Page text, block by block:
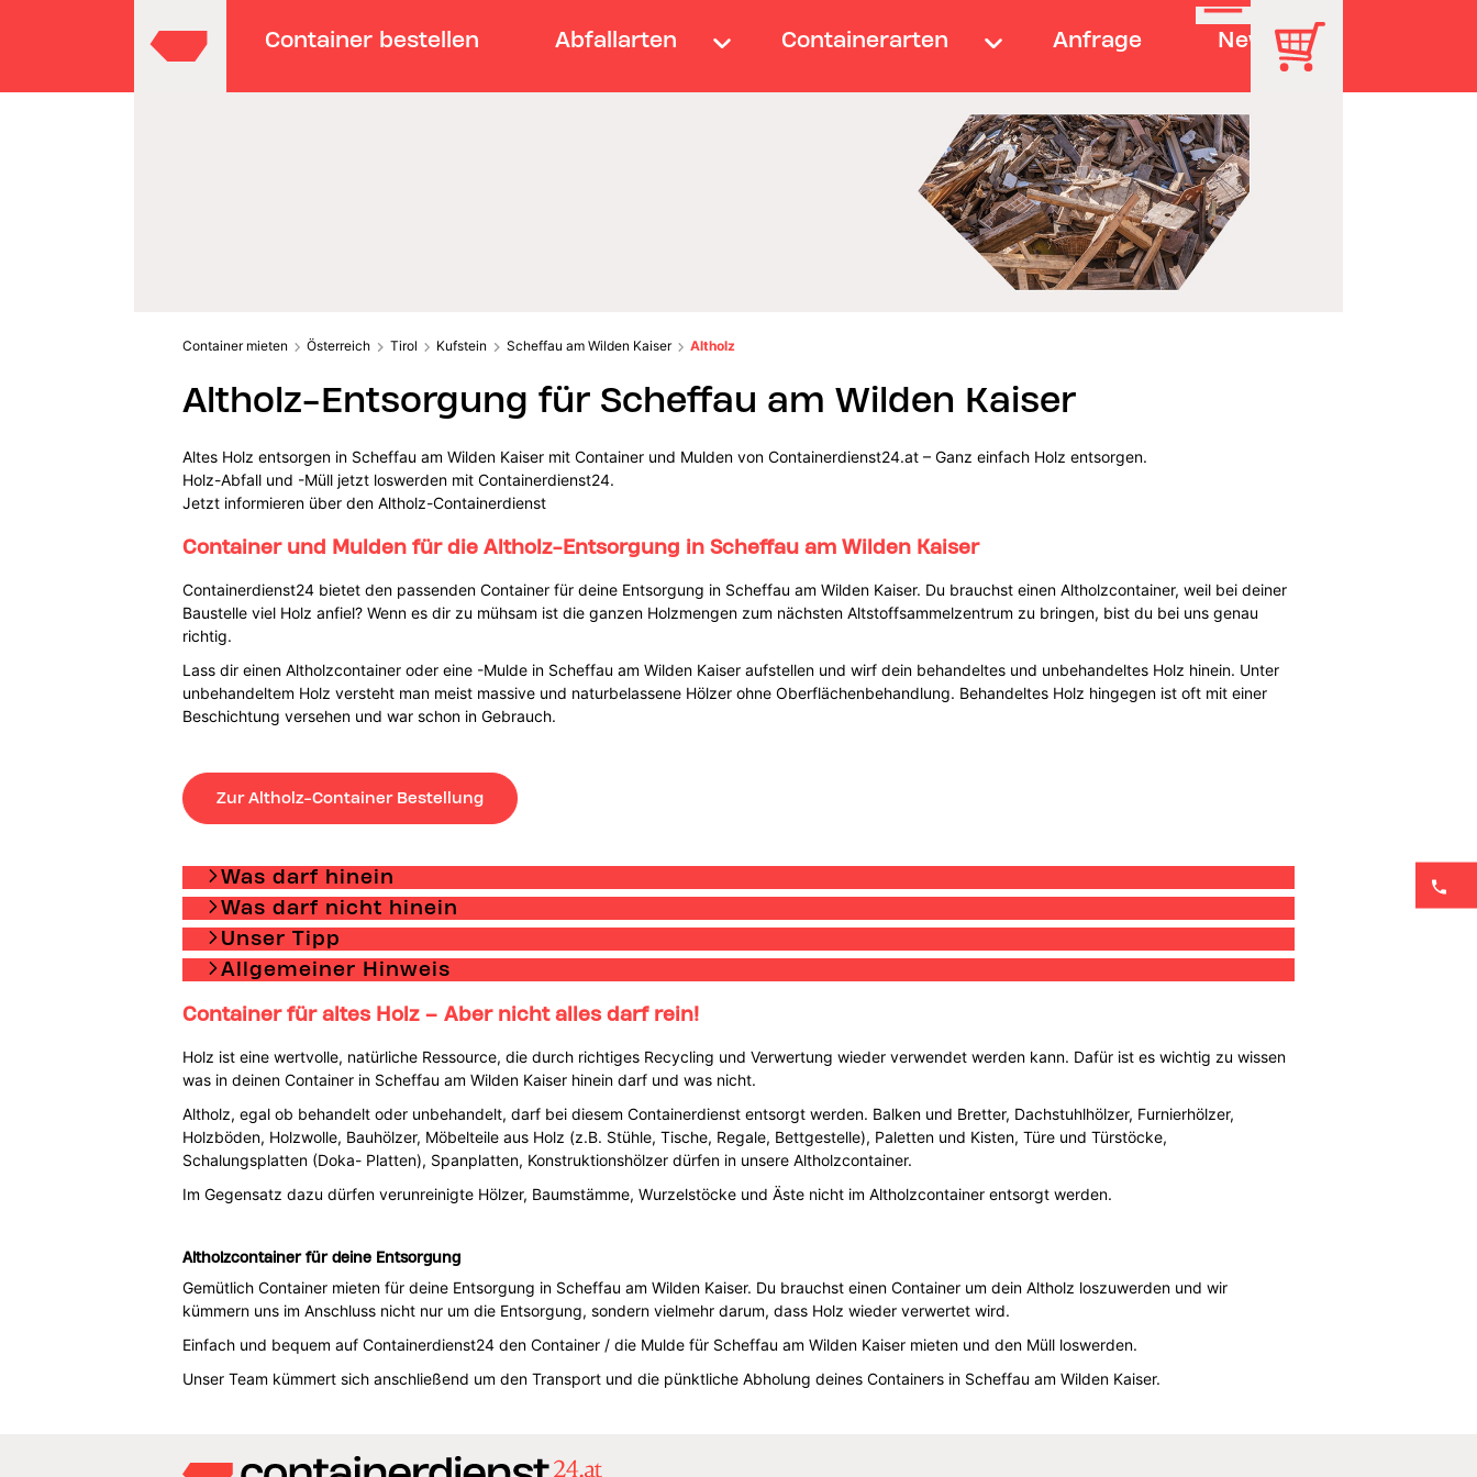
Container bestellen Abfallarten Containerarten Anfrage News
Container mieten Österreich Tirol Kufstein Scheffau am Wilden Kaiser Altholz
Altholz-Entsorgung für Scheffau am Wilden Kaiser
Altes Holz entsorgen in Scheffau am Wilden Kaiser mit Container und Mulden von Containerdienst24.at – Ganz einfach Holz entsorgen.
Holz-Abfall und -Müll jetzt loswerden mit Containerdienst24.
Jetzt informieren über den Altholz-Containerdienst
Container und Mulden für die Altholz-Entsorgung in Scheffau am Wilden Kaiser
Containerdienst24 bietet den passenden Container für deine Entsorgung in Scheffau am Wilden Kaiser. Du brauchst einen Altholzcontainer, weil bei deiner
Baustelle viel Holz anfiel? Wenn es dir zu mühsam ist die ganzen Holzmengen zum nächsten Altstoffsammelzentrum zu bringen, bist du bei uns genau
richtig.
Lass dir einen Altholzcontainer oder eine -Mulde in Scheffau am Wilden Kaiser aufstellen und wirf dein behandeltes und unbehandeltes Holz hinein. Unter
unbehandeltem Holz versteht man meist massive und naturbelassene Hölzer ohne Oberflächenbehandlung. Behandeltes Holz hingegen ist oft mit einer
Beschichtung versehen und war schon in Gebrauch.
Zur Altholz-Container Bestellung
Was darf hinein
Was darf nicht hinein
Unser Tipp
Allgemeiner Hinweis
Container für altes Holz – Aber nicht alles darf rein!
Holz ist eine wertvolle, natürliche Ressource, die durch richtiges Recycling und Verwertung wieder verwendet werden kann. Dafür ist es wichtig zu wissen
was in deinen Container in Scheffau am Wilden Kaiser hinein darf und was nicht.
Altholz, egal ob behandelt oder unbehandelt, darf bei diesem Containerdienst entsorgt werden. Balken und Bretter, Dachstuhlhölzer, Furnierhölzer,
Holzböden, Holzwolle, Bauhölzer, Möbelteile aus Holz (z.B. Stühle, Tische, Regale, Bettgestelle), Paletten und Kisten, Türe und Türstöcke,
Schalungsplatten (Doka- Platten), Spanplatten, Konstruktionshölzer dürfen in unsere Altholzcontainer.
Im Gegensatz dazu dürfen verunreinigte Hölzer, Baumstämme, Wurzelstöcke und Äste nicht im Altholzcontainer entsorgt werden.
Altholzcontainer für deine Entsorgung
Gemütlich Container mieten für deine Entsorgung in Scheffau am Wilden Kaiser. Du brauchst einen Container um dein Altholz loszuwerden und wir
kümmern uns im Anschluss nicht nur um die Entsorgung, sondern vielmehr darum, dass Holz wieder verwertet wird.
Einfach und bequem auf Containerdienst24 den Container / die Mulde für Scheffau am Wilden Kaiser mieten und den Müll loswerden.
Unser Team kümmert sich anschließend um den Transport und die pünktliche Abholung deines Containers in Scheffau am Wilden Kaiser.